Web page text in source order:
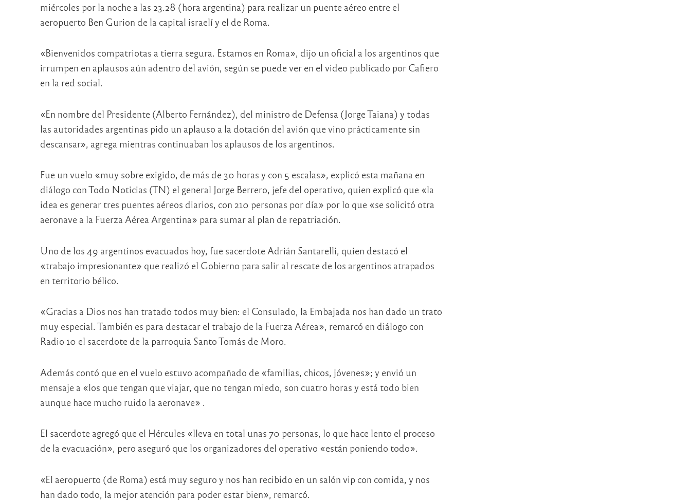
miércoles por la noche a las 23.28 (hora argentina) para realizar un puente aéreo entre el
aeropuerto Ben Gurion de la capital israelí y el de Roma.
«Bienvenidos compatriotas a tierra segura. Estamos en Roma», dijo un oficial a los argentinos que
irrumpen en aplausos aún adentro del avión, según se puede ver en el video publicado por Cafiero
en la red social.
«En nombre del Presidente (Alberto Fernández), del ministro de Defensa (Jorge Taiana) y todas
las autoridades argentinas pido un aplauso a la dotación del avión que vino prácticamente sin
descansar», agrega mientras continuaban los aplausos de los argentinos.
Fue un vuelo «muy sobre exigido, de más de 30 horas y con 5 escalas», explicó esta mañana en
diálogo con Todo Noticias (TN) el general Jorge Berrero, jefe del operativo, quien explicó que «la
idea es generar tres puentes aéreos diarios, con 210 personas por día» por lo que «se solicitó otra
aeronave a la Fuerza Aérea Argentina» para sumar al plan de repatriación.
Uno de los 49 argentinos evacuados hoy, fue sacerdote Adrián Santarelli, quien destacó el
«trabajo impresionante» que realizó el Gobierno para salir al rescate de los argentinos atrapados
en territorio bélico.
«Gracias a Dios nos han tratado todos muy bien: el Consulado, la Embajada nos han dado un trato
muy especial. También es para destacar el trabajo de la Fuerza Aérea», remarcó en diálogo con
Radio 10 el sacerdote de la parroquia Santo Tomás de Moro.
Además contó que en el vuelo estuvo acompañado de «familias, chicos, jóvenes»; y envió un
mensaje a «los que tengan que viajar, que no tengan miedo, son cuatro horas y está todo bien
aunque hace mucho ruido la aeronave» .
El sacerdote agregó que el Hércules «lleva en total unas 70 personas, lo que hace lento el proceso
de la evacuación», pero aseguró que los organizadores del operativo «están poniendo todo».
«El aeropuerto (de Roma) está muy seguro y nos han recibido en un salón vip con comida, y nos
han dado todo, la mejor atención para poder estar bien», remarcó.